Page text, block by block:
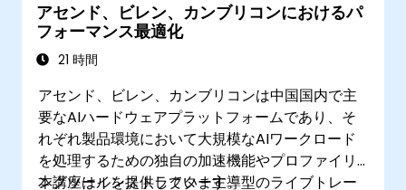
アセンド、ビレン、カンブリコンにおけるパ
フォーマンス最適化
21 時間
アセンド、ビレン、カンブリコンは中国国内で主
要なAIハードウェアプラットフォームであり、そ
れぞれ製品環境において大規模なAIワークロード
を処理するための独自の加速機能やプロファイリ
ングツールを提供しています。
本講座はインストラクター主導型のライブトレー